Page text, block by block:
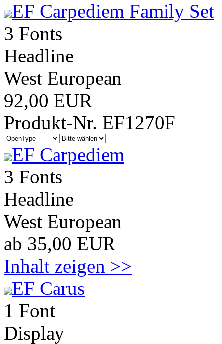
EF Carpediem Family Set
3 Fonts
Headline
West European
92,00 EUR
Produkt-Nr. EF1270F
EF Carpediem
3 Fonts
Headline
West European
ab 35,00 EUR
Inhalt zeigen >>
EF Carus
1 Font
Display